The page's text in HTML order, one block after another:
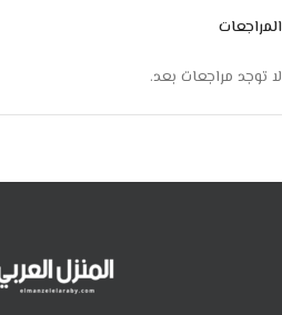
المراجعات
لا توجد مراجعات بعد.